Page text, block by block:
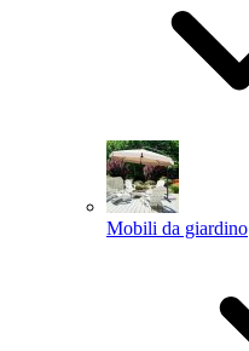
Mobili da giardino